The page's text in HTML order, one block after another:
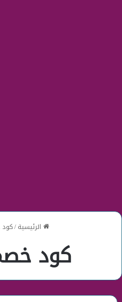
الرئيسية/كود
كود